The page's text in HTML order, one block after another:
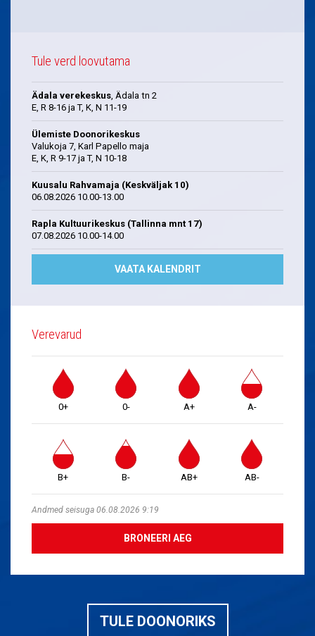
Tule verd loovutama
Ädala verekeskus, Ädala tn 2
E, R 8-16 ja T, K, N 11-19
Ülemiste Doonorikeskus
Valukoja 7, Karl Papello maja
E, K, R 9-17 ja T, N 10-18
Kuusalu Rahvamaja (Keskväljak 10)
06.08.2026 10.00-13.00
Rapla Kultuurikeskus (Tallinna mnt 17)
07.08.2026 10.00-14.00
VAATA KALENDRIT
Verevarud
0+ 0- A+ A-
B+ B- AB+ AB-
Andmed seisuga 06.08.2026 9:19
BRONEERI AEG
TULE DOONORIKS